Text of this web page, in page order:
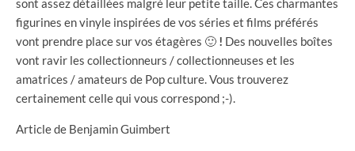
figurines en vinyle inspirées de vos séries et films préférés
vont prendre place sur vos étagères 🙂 ! Des nouvelles boîtes
vont ravir les collectionneurs / collectionneuses et les
amatrices / amateurs de Pop culture. Vous trouverez
certainement celle qui vous correspond ;-).
Article de Benjamin Guimbert